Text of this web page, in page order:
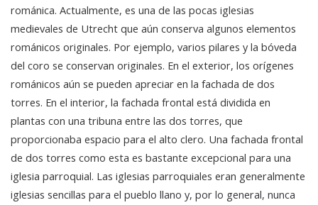
románica. Actualmente, es una de las pocas iglesias
medievales de Utrecht que aún conserva algunos elementos
románicos originales. Por ejemplo, varios pilares y la bóveda
del coro se conservan originales. En el exterior, los orígenes
románicos aún se pueden apreciar en la fachada de dos
torres. En el interior, la fachada frontal está dividida en
plantas con una tribuna entre las dos torres, que
proporcionaba espacio para el alto clero. Una fachada frontal
de dos torres como esta es bastante excepcional para una
iglesia parroquial. Las iglesias parroquiales eran generalmente
iglesias sencillas para el pueblo llano y, por lo general, nunca